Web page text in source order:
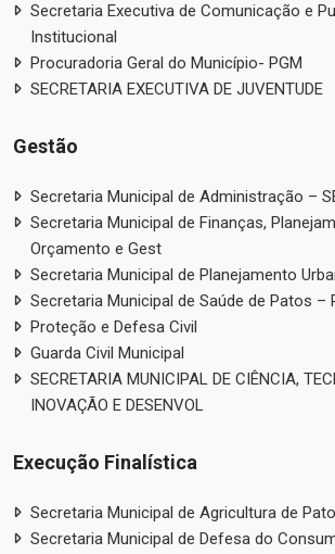
Secretaria Executiva de Comunicação e
Institucional
Procuradoria Geral do Município- PGM
SECRETARIA EXECUTIVA DE JUVENTUDE
Gestão
Secretaria Municipal de Administração –
Secretaria Municipal de Finanças,
Orçamento e Gest
Secretaria Municipal de Planejamento
Secretaria Municipal de Saúde de Patos –
Proteção e Defesa Civil
Guarda Civil Municipal
SECRETARIA MUNICIPAL DE CIÊNCIA,
INOVAÇÃO E DESENVOL
Execução Finalística
Secretaria Municipal de Agricultura de
Secretaria Municipal de Defesa do